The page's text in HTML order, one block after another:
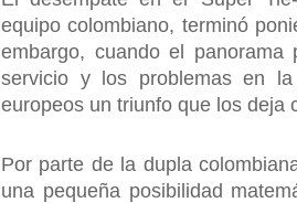
equipo colombiano, terminó
embargo, cuando el
servicio y los problemas en
europeos un triunfo que los deja
Por parte de la dupla
una pequeña posibilidad